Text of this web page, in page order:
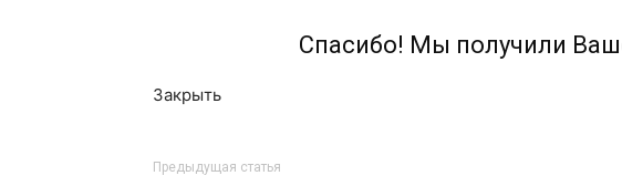
Спасибо! Мы получили
Закрыть
Предыдущая статья